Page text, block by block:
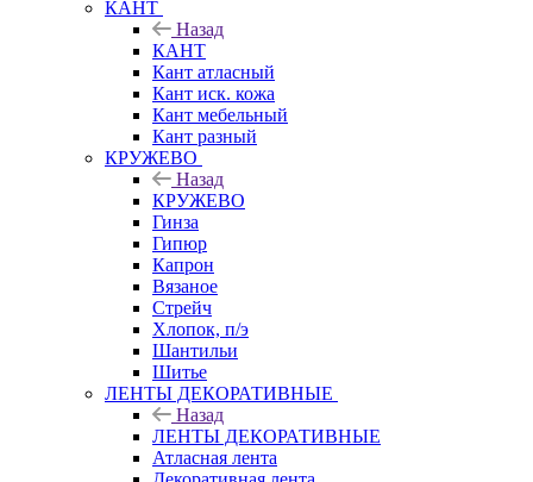
КАНТ
Назад
КАНТ
Кант атласный
Кант иск. кожа
Кант мебельный
Кант разный
КРУЖЕВО
Назад
КРУЖЕВО
Гинза
Гипюр
Капрон
Вязаное
Стрейч
Хлопок, п/э
Шантильи
Шитье
ЛЕНТЫ ДЕКОРАТИВНЫЕ
Назад
ЛЕНТЫ ДЕКОРАТИВНЫЕ
Атласная лента